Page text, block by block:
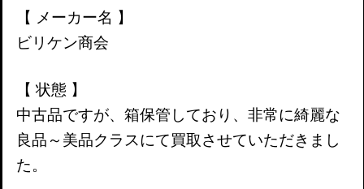
【 メーカー名 】
ビリケン商会
【 状態 】
中古品ですが、箱保管しており、非常に綺麗な
良品～美品クラスにて買取させていただきまし
た。